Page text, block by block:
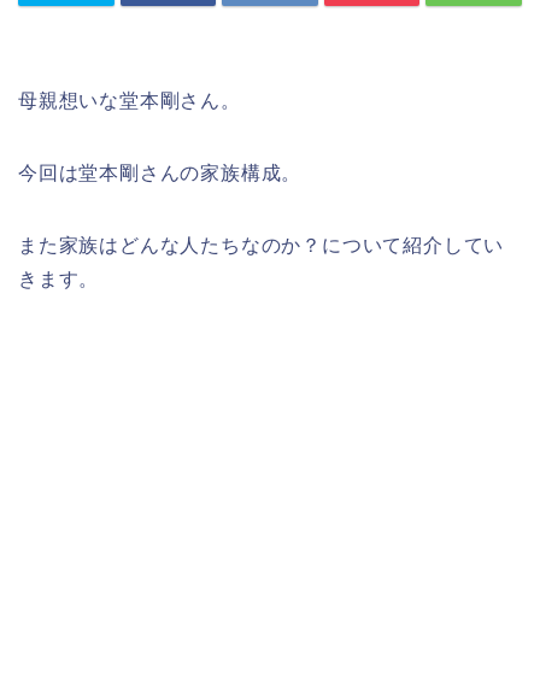
母親想いな堂本剛さん。
今回は堂本剛さんの家族構成。
また家族はどんな人たちなのか？について紹介してい
きます。